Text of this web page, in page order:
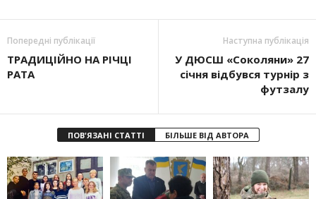
Попередні публікації
ТРАДИЦІЙНО НА РІЧЦІ
РАТА
Наступна публікація
У ДЮСШ «Соколяни» 27
січня відбувся турнір з
футзалу
ПОВ'ЯЗАНІ СТАТТІ БІЛЬШЕ ВІД АВТОРА